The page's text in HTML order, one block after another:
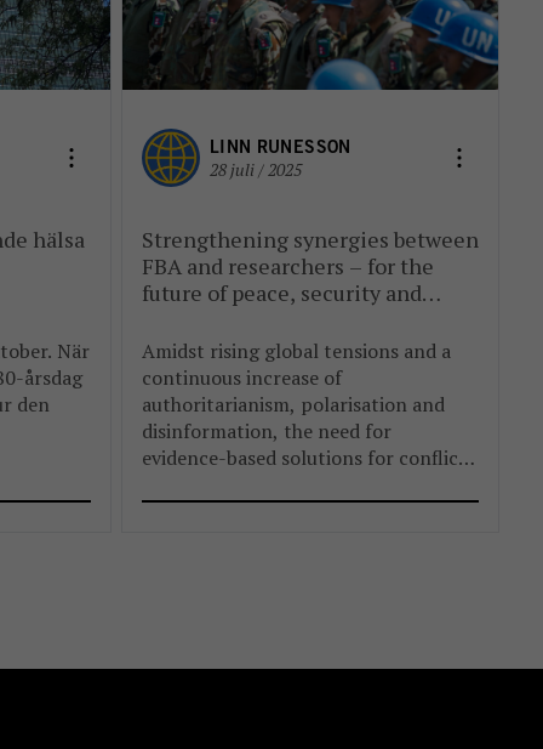
hälsa
När
årsdag
den
LINN RUNESSON
28 juli / 2025
Strengthening synergies between
FBA and researchers – for the
future of peace, security and
Amidst rising global tensions and a
continuous increase of
authoritarianism, polarisation and
disinformation, the need for
evidence-based solutions for conflict
peacebuilding is now more crucial